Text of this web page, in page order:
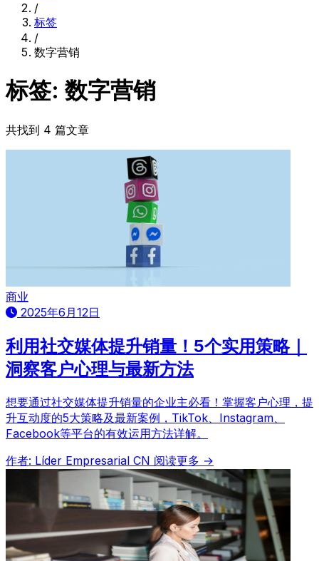
/
标签
/
数字营销
标签: 数字营销
共找到 4 篇文章
商业
2025年6月12日
利用社交媒体提升销量！5个实用策略｜
洞察客户心理与最新方法
想要通过社交媒体提升销量的企业主必看！掌握客户心理，提
升互动度的5大策略及最新案例，TikTok、Instagram、
Facebook等平台的有效运用方法详解。
作者: Líder Empresarial CN 阅读更多 →